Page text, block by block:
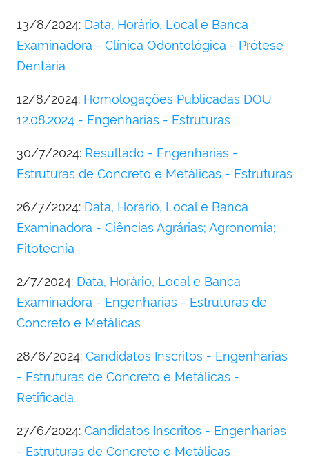
13/8/2024: Data, Horário, Local e Banca
Examinadora - Clínica Odontológica - Prótese
Dentária
12/8/2024: Homologações Publicadas DOU
12.08.2024 - Engenharias - Estruturas
30/7/2024: Resultado - Engenharias -
Estruturas de Concreto e Metálicas - Estruturas
26/7/2024: Data, Horário, Local e Banca
Examinadora - Ciências Agrárias; Agronomia;
Fitotecnia
2/7/2024: Data, Horário, Local e Banca
Examinadora - Engenharias - Estruturas de
Concreto e Metálicas
28/6/2024: Candidatos Inscritos - Engenharias
- Estruturas de Concreto e Metálicas -
Retificada
27/6/2024: Candidatos Inscritos - Engenharias
- Estruturas de Concreto e Metálicas